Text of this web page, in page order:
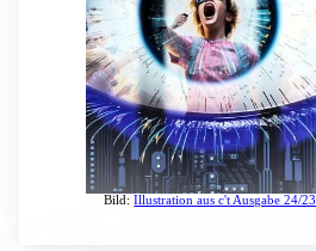
Bild:Illustration aus c't Ausgabe 24/23